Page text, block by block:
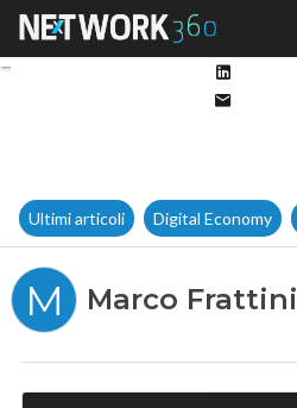
Ultimi articoli Digital Economy
M Marco Frattini